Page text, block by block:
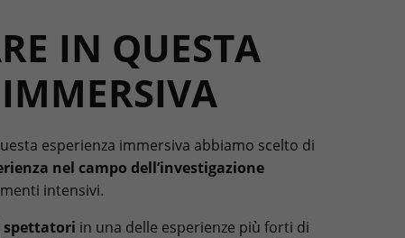
IN QUESTA
esperienza immersiva abbiamo scelto di
nel campo dell’investigazione
intensivi.
spettatori in una delle esperienze più forti di